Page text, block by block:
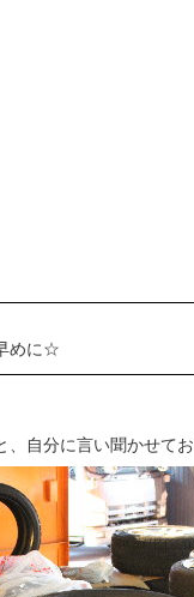
めに☆
自分に言い聞かせてお